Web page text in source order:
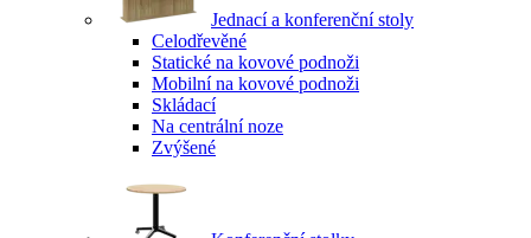
Jednací a konferenční stoly
Celodřevěné
Statické na kovové podnoži
Mobilní na kovové podnoži
Skládací
Na centrální noze
Zvýšené